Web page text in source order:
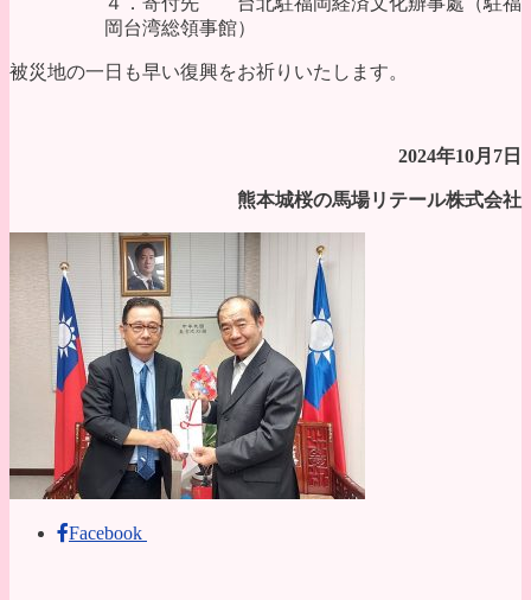
岡台湾総領事館）
被災地の一日も早い復興をお祈りいたします。
2024年10月7日
熊本城桜の馬場リテール株式会社
Facebook